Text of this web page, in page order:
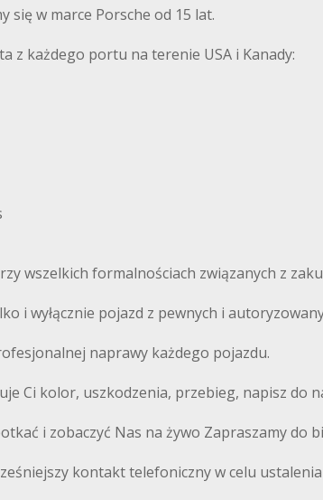
się w marce Porsche od 15 lat.
z każdego portu na terenie USA i Kanady:
wszelkich formalnościach związanych z
i wyłącznie pojazd z pewnych i
naprawy każdego pojazdu.
Ci kolor, uszkodzenia, przebieg, napisz do
i zobaczyć Nas na żywo Zapraszamy do
kontakt telefoniczny w celu